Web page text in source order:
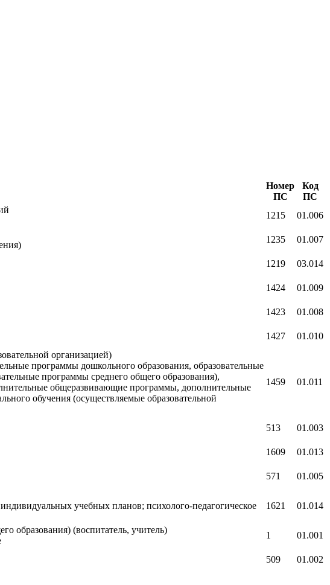
Номер
ПС
Код
ПС
1215
01.006
1235
01.007
1219
03.014
1424
01.009
1423
01.008
1427
01.010
организацией)
программы дошкольного образования, образовательные
программы среднего общего образования),
общеразвивающие программы, дополнительные
обучения (осуществляемые образовательной
1459 01.011
513
01.003
1609
01.013
571
01.005
учебных планов; психолого-педагогическое
1621 01.014
образования) (воспитатель, учитель)
1
01.001
509
01.002